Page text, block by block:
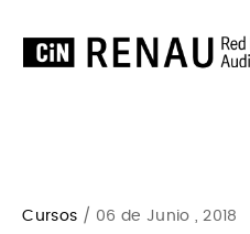
Cursos / 06 de Junio , 2018